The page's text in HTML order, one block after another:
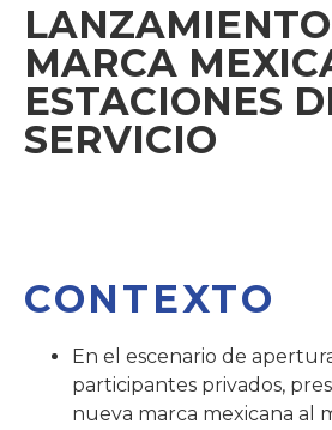
MARCA
ESTACIONES
SERVICIO
CONTEXTO
En el escenario de
participantes privados,
nueva marca mexicana al